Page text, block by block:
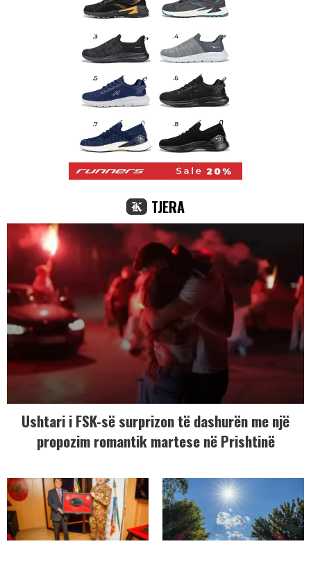
TJERA
Ushtari i FSK-së surprizon të dashurën me një
propozim romantik martese në Prishtinë